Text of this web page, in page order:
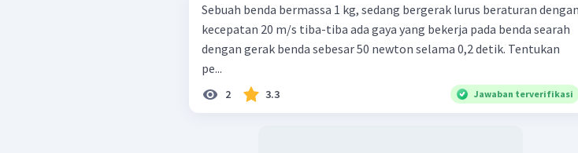
Sebuah benda bermassa 1 kg, sedang bergerak lurus beraturan dengan
kecepatan 20 m/s tiba-tiba ada gaya yang bekerja pada benda searah
dengan gerak benda sebesar 50 newton selama 0,2 detik. Tentukan
pe...
2 3.3 Jawaban terverifikasi